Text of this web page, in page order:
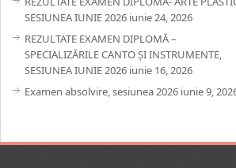
SESIUNEA IUNIE 2026 iunie 24, 2026
REZULTATE EXAMEN DIPLOMĂ –
SPECIALIZĂRILE CANTO ȘI INSTRUMENTE,
SESIUNEA IUNIE 2026 iunie 16, 2026
Examen absolvire, sesiunea 2026 iunie 9,